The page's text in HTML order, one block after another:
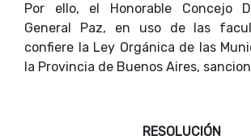
Por ello, el Honorable Concejo
General Paz, en uso de las
confiere la Ley Orgánica de las
la Provincia de Buenos Aires,
RESOLUCIÓN